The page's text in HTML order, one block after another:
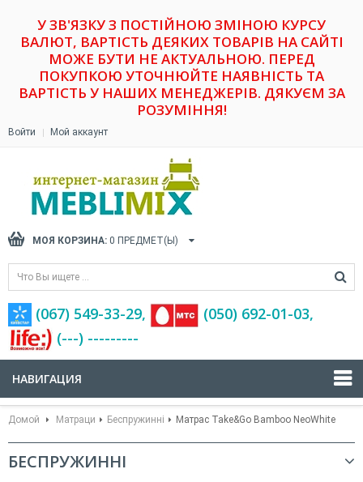
У ЗВ'ЯЗКУ З ПОСТІЙНОЮ ЗМІНОЮ КУРСУ
ВАЛЮТ, ВАРТІСТЬ ДЕЯКИХ ТОВАРІВ НА САЙТІ
МОЖЕ БУТИ НЕ АКТУАЛЬНОЮ. ПЕРЕД
ПОКУПКОЮ УТОЧНЮЙТЕ НАЯВНІСТЬ ТА
ВАРТІСТЬ У НАШИХ МЕНЕДЖЕРІВ. ДЯКУЄМ ЗА
РОЗУМІННЯ!
Войти Мой аккаунт
МОЯ КОРЗИНА: 0 ПРЕДМЕТ(Ы)
(067) 549-33-29,
(‎050) 692-01-03,
(---) ---------
НАВИГАЦИЯ
Домой Матраци Беспружинні Матрас Take&Go Bamboo NeoWhite
БЕСПРУЖИННІ